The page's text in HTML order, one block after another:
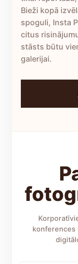
Bieži kopā
spoguli, Insta
citus
stāsts būtu
galerijai.
konferences